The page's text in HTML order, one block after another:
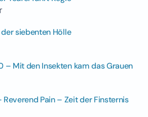
siebenten Hölle
– Mit den Insekten kam das Grauen
Pain – Zeit der Finsternis